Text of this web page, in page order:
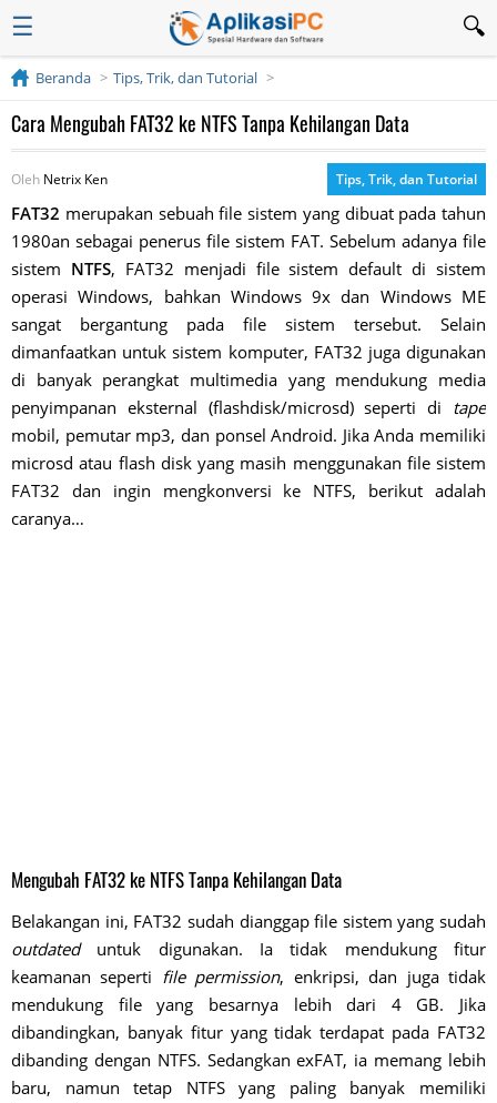
☰
Beranda Tips, Trik, dan Tutorial
Cara Mengubah FAT32 ke NTFS Tanpa Kehilangan Data
Oleh Netrix Ken Tips, Trik, dan Tutorial
FAT32 merupakan sebuah file sistem yang dibuat pada tahun
1980an sebagai penerus file sistem FAT. Sebelum adanya file
sistem NTFS, FAT32 menjadi file sistem default di sistem
operasi Windows, bahkan Windows 9x dan Windows ME
sangat bergantung pada file sistem tersebut. Selain
dimanfaatkan untuk sistem komputer, FAT32 juga digunakan
di banyak perangkat multimedia yang mendukung media
penyimpanan eksternal (flashdisk/microsd) seperti di tape
mobil, pemutar mp3, dan ponsel Android. Jika Anda memiliki
microsd atau flash disk yang masih menggunakan file sistem
FAT32 dan ingin mengkonversi ke NTFS, berikut adalah
caranya…
Mengubah FAT32 ke NTFS Tanpa Kehilangan Data
Belakangan ini, FAT32 sudah dianggap file sistem yang sudah
outdateduntuk digunakan. Ia tidak mendukung fitur
keamanan seperti file permission, enkripsi, dan juga tidak
mendukung file yang besarnya lebih dari 4 GB. Jika
dibandingkan, banyak fitur yang tidak terdapat pada FAT32
dibanding dengan NTFS. Sedangkan exFAT, ia memang lebih
baru, namun tetap NTFS yang paling banyak memiliki